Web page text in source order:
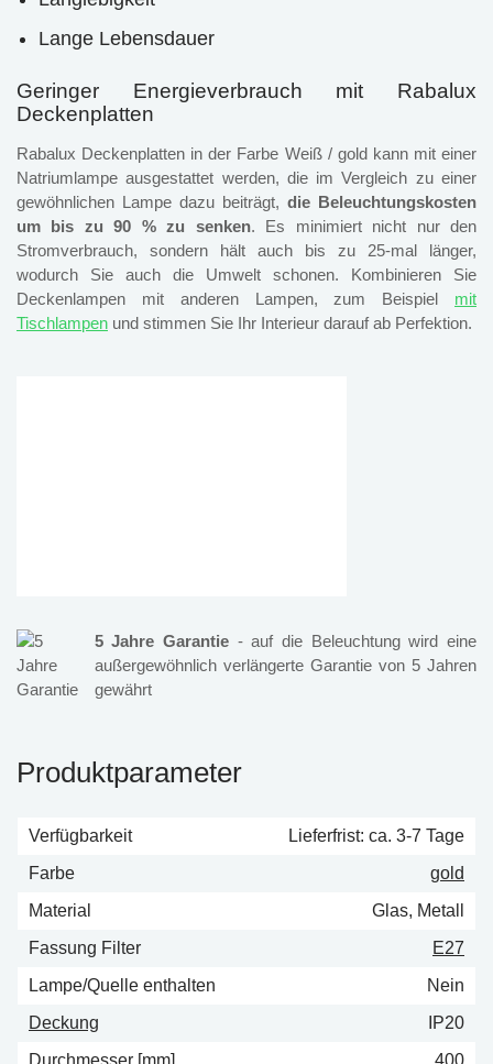
Lange Lebensdauer
Geringer Energieverbrauch mit Rabalux
Deckenplatten
Rabalux Deckenplatten in der Farbe Weiß / gold kann mit einer
Natriumlampe ausgestattet werden, die im Vergleich zu einer
gewöhnlichen Lampe dazu beiträgt, die Beleuchtungskosten
um bis zu 90 % zu senken. Es minimiert nicht nur den
Stromverbrauch, sondern hält auch bis zu 25-mal länger,
wodurch Sie auch die Umwelt schonen. Kombinieren Sie
Deckenlampen mit anderen Lampen, zum Beispiel mit
Tischlampen und stimmen Sie Ihr Interieur darauf ab Perfektion.
5 Jahre Garantie - auf die Beleuchtung wird eine
außergewöhnlich verlängerte Garantie von 5 Jahren
gewährt
Produktparameter
Verfügbarkeit
Lieferfrist: ca. 3-7 Tage
Farbe
gold
Material
Glas, Metall
Fassung Filter
E27
Lampe/Quelle enthalten
Nein
Deckung
IP20
Durchmesser [mm]
400